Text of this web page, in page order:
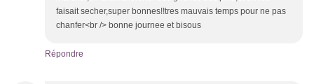
faisait secher,super bonnes!!tres mauvais temps pour ne pas
chanfer<br /> bonne journee et bisous
Répondre